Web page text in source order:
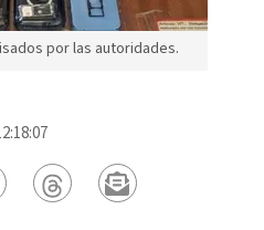
por las autoridades.